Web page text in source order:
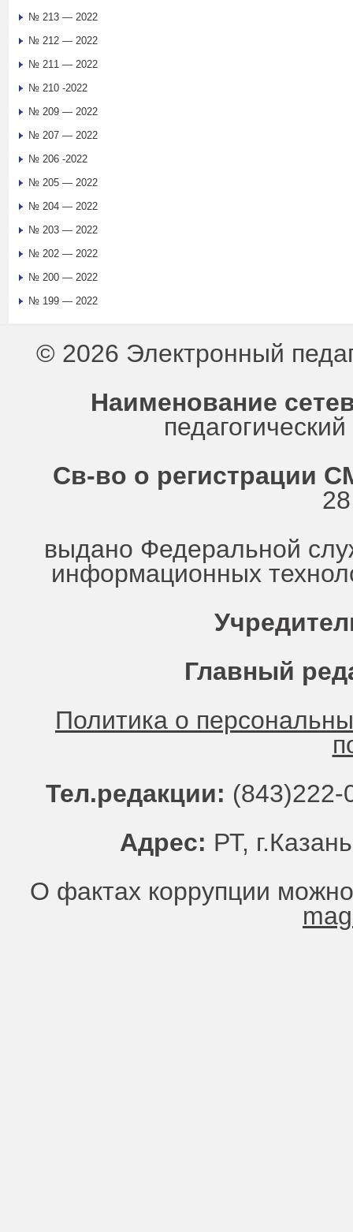
№ 213 — 2022
№ 212 — 2022
№ 211 — 2022
№ 210 -2022
№ 209 — 2022
№ 207 — 2022
№ 206 -2022
№ 205 — 2022
№ 204 — 2022
№ 203 — 2022
№ 202 — 2022
№ 200 — 2022
№ 199 — 2022
© 2026 Электронный
Наименование
Св-во о регистрации
выдано Федеральной
информационных
Главный
Политика о
Тел.редакции:
Адрес: РТ,
О фактах коррупции